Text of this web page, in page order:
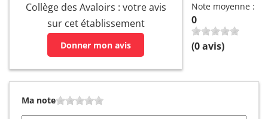
Collège des Avaloirs : votre avis
sur cet établissement
Donner mon avis
Note moyenne :
0
(0avis)
Ma note